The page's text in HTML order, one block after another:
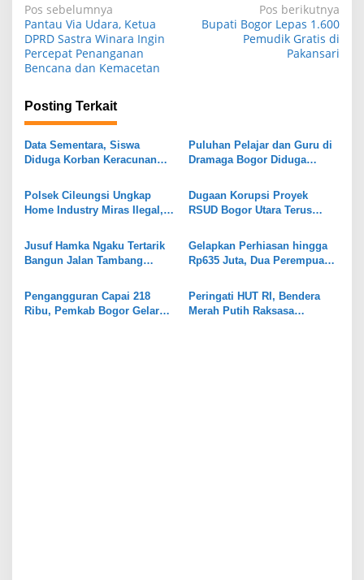
N
a
v
g
a
s
p
o
s
Pos sebelumnya
Pantau Via Udara, Ketua
DPRD Sastra Winara Ingin
Percepat Penanganan
Bencana dan Kemacetan
Pos berikutnya
Bupati Bogor Lepas 1.600
Pemudik Gratis di
Pakansari
Posting Terkait
Data Sementara, Siswa
Diduga Korban Keracunan
25 Orang
Puluhan Pelajar dan Guru di
Dramaga Bogor Diduga
MBG
Polsek Cileungsi Ungkap
Home Industry Miras Ilegal,
Dugaan Korupsi Proyek
RSUD Bogor Utara Terus
Kejari
Jusuf Hamka Ngaku Tertarik
Bangun Jalan Tambang
Gelapkan Perhiasan hingga
Rp635 Juta, Dua Perempuan
Ditangkap
Pengangguran Capai 218
Ribu, Pemkab Bogor Gelar
Peringati HUT RI, Bendera
Merah Putih Raksasa